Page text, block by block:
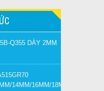
Q355 DÀY 2MM
14MM/16MM/18MM/20MM